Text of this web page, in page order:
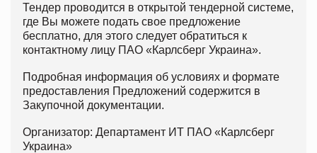
Тендер проводится в открытой тендерной системе,
где Вы можете подать свое предложение
бесплатно, для этого следует обратиться к
контактному лицу ПАО «Карлсберг Украина».
Подробная информация об условиях и формате
предоставления Предложений содержится в
Закупочной документации.
Организатор: Департамент ИТ ПАО «Карлсберг
Украина»